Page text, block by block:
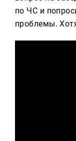
по ЧС и
проблемы.